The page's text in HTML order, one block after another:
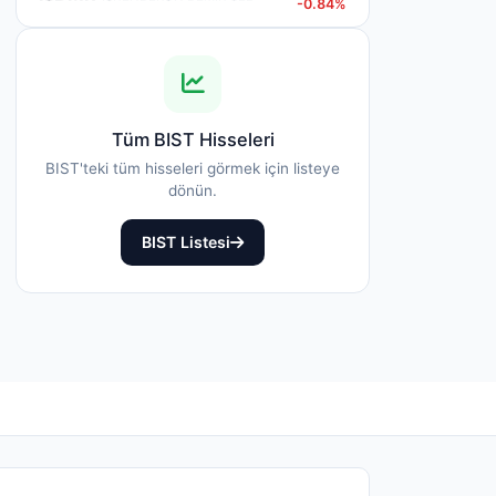
-0.84%
Tüm BIST Hisseleri
BIST'teki tüm hisseleri görmek için listeye
dönün.
BIST Listesi